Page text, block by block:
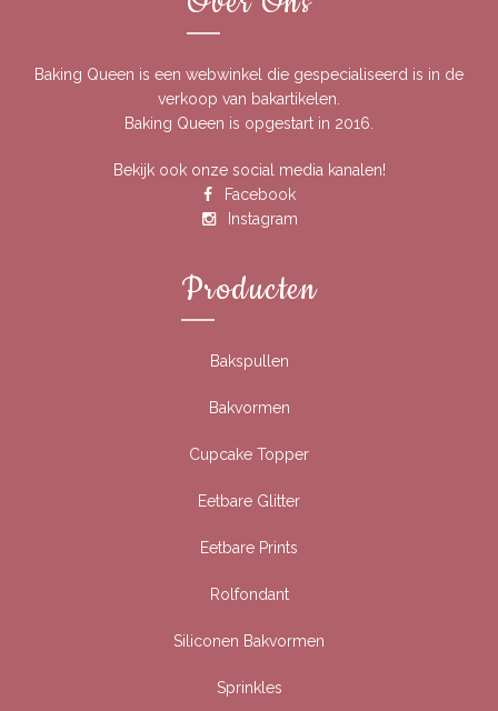
Baking Queen is een webwinkel die gespecialiseerd is in de
verkoop van bakartikelen.
Baking Queen is opgestart in 2016.
Bekijk ook onze social media kanalen!
Facebook
Instagram
Producten
Bakspullen
Bakvormen
Cupcake Topper
Eetbare Glitter
Eetbare Prints
Rolfondant
Siliconen Bakvormen
Sprinkles